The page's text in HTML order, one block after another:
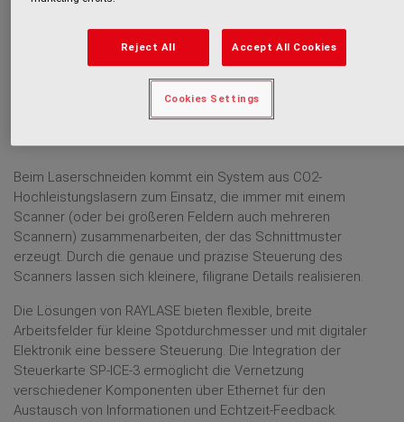
und miteinander vernetzt werden.
LASERSCHNEIDEN - GEFRAGT SIND
Beim Laserschneiden kommt ein System aus CO2-
Hochleistungslasern zum Einsatz, die immer mit einem
Scanner (oder bei größeren Feldern auch mehreren
Scannern) zusammenarbeiten, der das Schnittmuster
erzeugt. Durch die genaue und präzise Steuerung des
Scanners lassen sich kleinere, filigrane Details realisieren.
Die Lösungen von RAYLASE bieten flexible, breite
Arbeitsfelder für kleine Spotdurchmesser und mit digitaler
Elektronik eine bessere Steuerung. Die Integration der
Steuerkarte SP-ICE-3 ermöglicht die Vernetzung
verschiedener Komponenten über Ethernet für den
Austausch von Informationen und Echtzeit-Feedback.
Reject All Accept All Cookies
Cookies Settings